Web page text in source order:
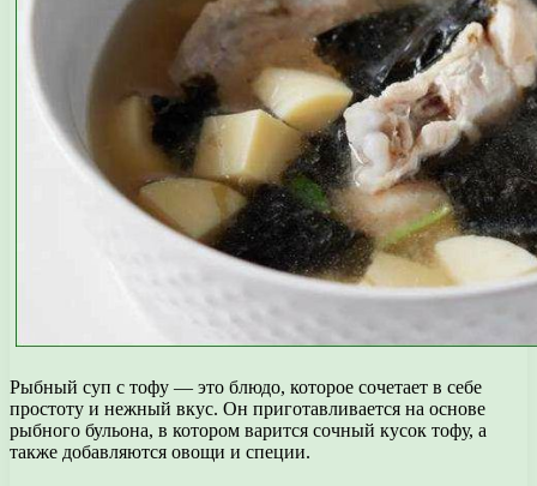
Рыбный суп с тофу — это блюдо, которое сочетает в себе
простоту и нежный вкус. Он приготавливается на основе
рыбного бульона, в котором варится сочный кусок тофу, а
также добавляются овощи и специи.